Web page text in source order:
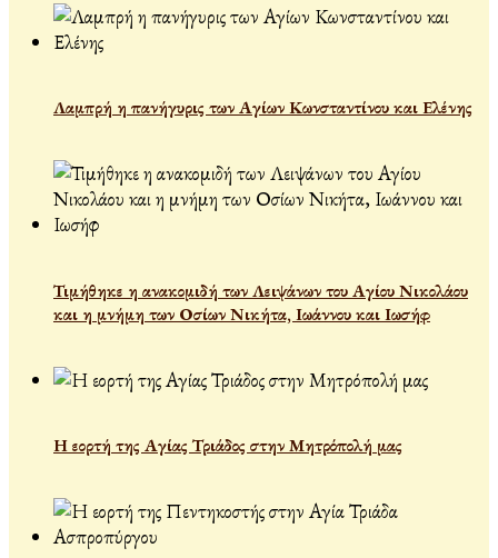
Λαμπρή η πανήγυρις των Αγίων Κωνσταντίνου και Ελένης
Τιμήθηκε η ανακομιδή των Λειψάνων του Αγίου Νικολάου
και η μνήμη των Οσίων Νικήτα, Ιωάννου και Ιωσήφ
Η εορτή της Αγίας Τριάδος στην Μητρόπολή μας